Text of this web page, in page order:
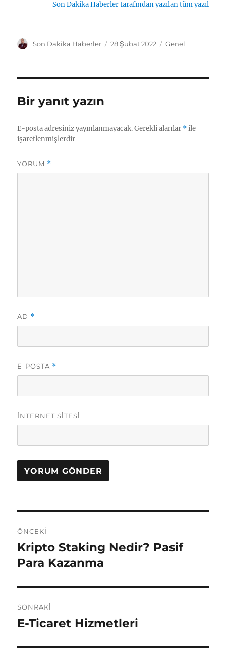
Son Dakika Haberler tarafından yazılan tüm yazılar
YSon Dakika Haberler
Y
i
28 Şubat 2022
K
l
Genel
Bir yanıt yazın
E-posta adresiniz yayınlanmayacak. Gerekli alanlar *ile
işaretlenmişlerdir
YORUM *
AD *
E-POSTA *
İNTERNET SITESI
a
z
ı
g
e
ÖNCEKI
Ö
n
e
k
i
a
Kripto Staking Nedir? Pasif
Para Kazanma
SONRAKI
S
E-Ticaret Hizmetleri